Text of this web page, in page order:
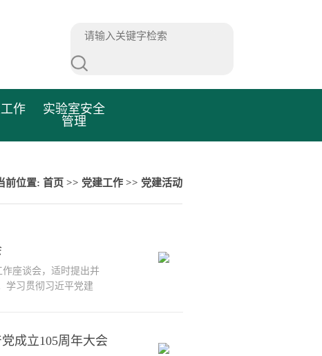
作
实验室安全
管理
前位置:首页 >> 党建工作 >> 党建活动
座谈会，适时提出并
学习贯彻习近平党建
点思考”为题，面向
三...成立105周年大会